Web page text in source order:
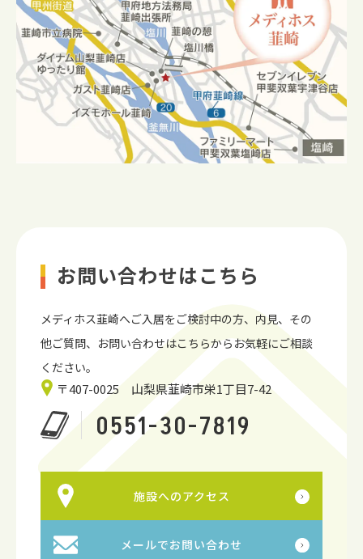
お問い合わせはこちら
メディホス韮崎へご入居をご検討中の方、内見、 その
他ご質問、お問い合わせはこちらからお気軽にご相談
ください。
〒407-0025 山梨県韮崎市栄1丁目7-42
0551-30-7819
施設へのアクセス
メールでお問い合わせ